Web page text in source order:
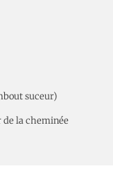
suceur)
la cheminée